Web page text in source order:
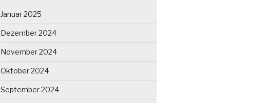
Januar 2025
Dezember 2024
November 2024
Oktober 2024
September 2024